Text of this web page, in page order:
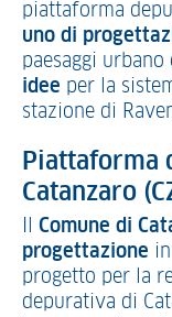
piattaforma
uno di
paesaggi
idee per la
stazione di
Piattaforma
Catanzaro
Comune di
progettazione
progetto per la
depurativa di